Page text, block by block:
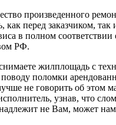
произведенного
как перед заказчиком, так
в полном соответствии
РФ.
жилплощадь с
поломки
не говорить об этом
узнав, что
не Вам, может